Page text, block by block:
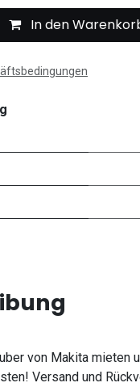
In den
von Makita mieten
Versand und